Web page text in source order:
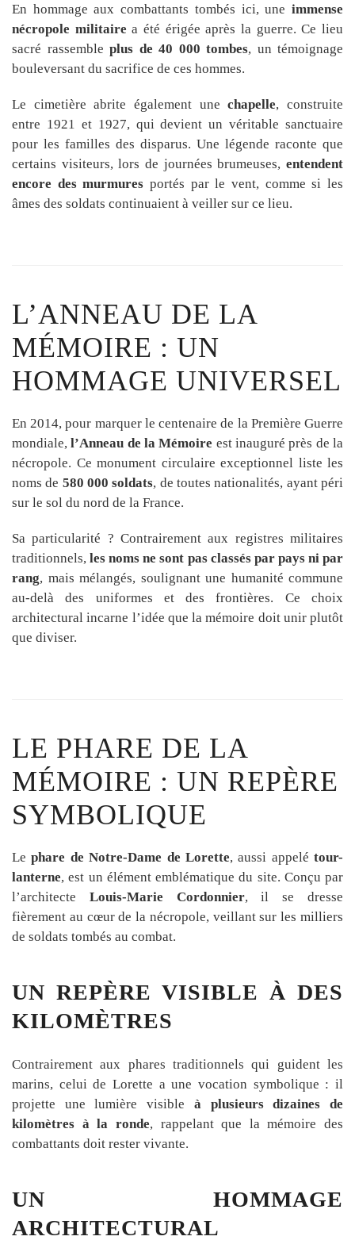
En hommage aux combattants tombés ici, une immense
nécropole militaire a été érigée après la guerre. Ce lieu
sacré rassemble plus de 40 000 tombes, un témoignage
bouleversant du sacrifice de ces hommes.
Le cimetière abrite également unechapelle, construite
entre 1921 et 1927, qui devient un véritable sanctuaire
pour les familles des disparus. Une légende raconte que
certains visiteurs, lors de journées brumeuses, entendent
encore des murmures portés par le vent, comme si les
âmes des soldats continuaient à veiller sur ce lieu.
L’ANNEAU DE LA
MÉMOIRE : UN
HOMMAGE UNIVERSEL
En 2014, pour marquer le centenaire de la Première Guerre
mondiale,l’Anneau de la Mémoire est inauguré près de la
nécropole. Ce monument circulaire exceptionnel liste les
noms de 580 000 soldats, de toutes nationalités, ayant péri
sur le sol du nord de la France.
Sa particularité ? Contrairement aux registres militaires
traditionnels,les noms ne sont pas classés par pays ni par
rang, mais mélangés, soulignant une humanité commune
au-delà des uniformes et des frontières. Ce choix
architectural incarne l’idée que la mémoire doit unir plutôt
que diviser.
LE PHARE DE LA
MÉMOIRE : UN REPÈRE
SYMBOLIQUE
Lephare de Notre-Dame de Lorette, aussi appelé tour-
lanterne, est un élément emblématique du site. Conçu par
l’architecte Louis-Marie Cordonnier, il se dresse
fièrement au cœur de la nécropole, veillant sur les milliers
de soldats tombés au combat.
UN REPÈRE VISIBLE À DES
KILOMÈTRES
Contrairement aux phares traditionnels qui guident les
marins, celui de Lorette a une vocation symbolique : il
projette une lumière visible à plusieurs dizaines de
kilomètres à la ronde, rappelant que la mémoire des
combattants doit rester vivante.
UN HOMMAGE
ARCHITECTURAL